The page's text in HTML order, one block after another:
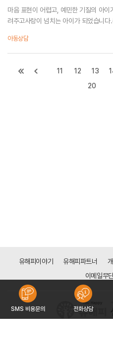
마음 표현이 어렵고, 예민한 기질의 아
려주고사랑이 넘치는 아이가 되었습니
한 마음으로 행복하...
아동상담
11 12 13
20
유해피이야기 유해피파트너
이메일무
SMS 비용문의 전화상담